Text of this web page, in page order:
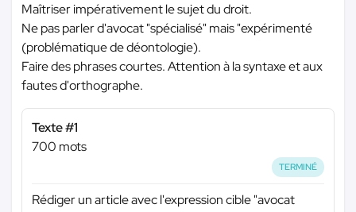
Maîtriser impérativement le sujet du droit.
Ne pas parler d'avocat "spécialisé" mais "expérimenté
(problématique de déontologie).
Faire des phrases courtes. Attention à la syntaxe et aux
fautes d'orthographe.
Texte #1
700 mots
TERMINÉ
Rédiger un article avec l'expression cible "avocat